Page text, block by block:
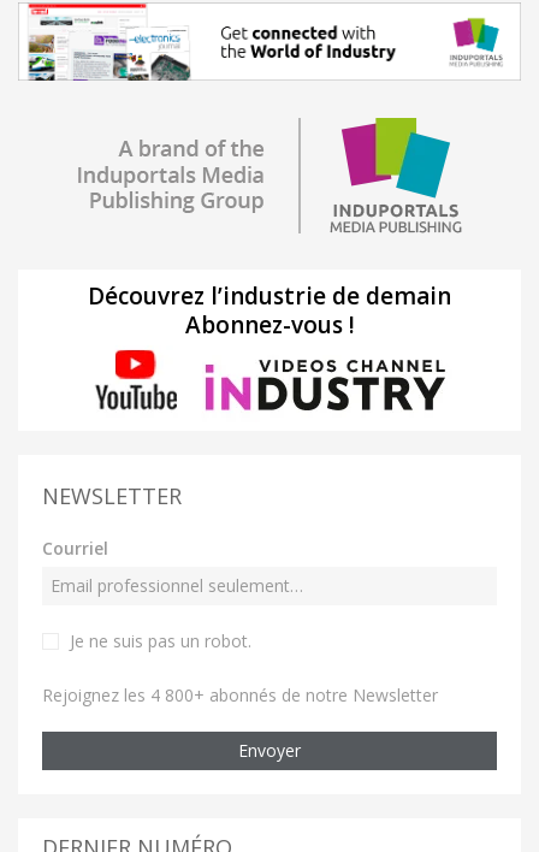
Découvrez l’industrie de demain
Abonnez-vous !
NEWSLETTER
Courriel
Je ne suis pas un robot.
Rejoignez les 4 800+ abonnés de notre Newsletter
Envoyer